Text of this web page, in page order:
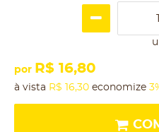
por R$ 16,80
à vista R$ 16,30 economize